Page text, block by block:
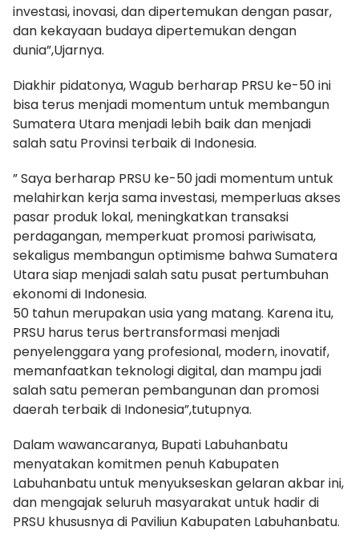
investasi, inovasi, dan dipertemukan dengan pasar,
dan kekayaan budaya dipertemukan dengan
dunia”,Ujarnya.
Diakhir pidatonya, Wagub berharap PRSU ke-50 ini
bisa terus menjadi momentum untuk membangun
Sumatera Utara menjadi lebih baik dan menjadi
salah satu Provinsi terbaik di Indonesia.
” Saya berharap PRSU ke-50 jadi momentum untuk
melahirkan kerja sama investasi, memperluas akses
pasar produk lokal, meningkatkan transaksi
perdagangan, memperkuat promosi pariwisata,
sekaligus membangun optimisme bahwa Sumatera
Utara siap menjadi salah satu pusat pertumbuhan
ekonomi di Indonesia.
​50 tahun merupakan usia yang matang. Karena itu,
PRSU harus terus bertransformasi menjadi
penyelenggara yang profesional, modern, inovatif,
memanfaatkan teknologi digital, dan mampu jadi
salah satu pemeran pembangunan dan promosi
daerah terbaik di Indonesia”,tutupnya.
​Dalam wawancaranya, Bupati Labuhanbatu
menyatakan komitmen penuh Kabupaten
Labuhanbatu untuk menyukseskan gelaran akbar ini,
dan mengajak seluruh masyarakat untuk hadir di
PRSU khususnya di Paviliun Kabupaten Labuhanbatu.